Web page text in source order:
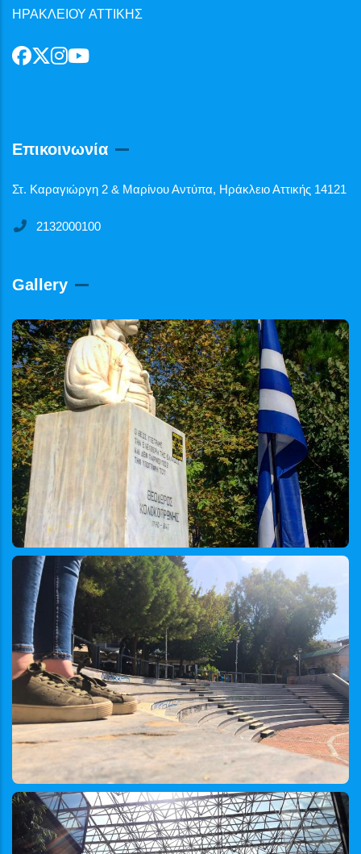
ΗΡΑΚΛΕΙΟΥ ΑΤΤΙΚΗΣ
Επικοινωνία
Στ. Καραγιώργη 2 & Μαρίνου Αντύπα, Ηράκλειο Αττικής 14121
2132000100
Gallery